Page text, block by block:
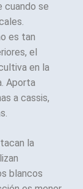
cuando se
es tan
el
en la
Aporta
a cassis,
la
blancos